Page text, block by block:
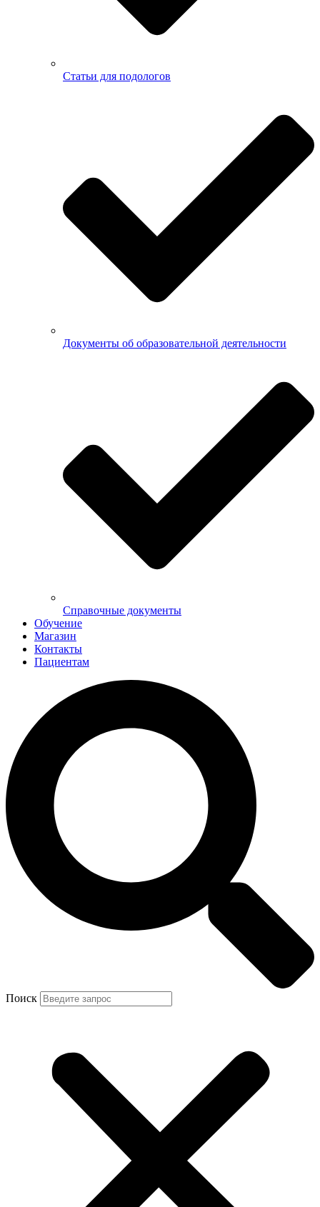
Статьи для подологов
Документы об образовательной деятельности
Справочные документы
Обучение
Магазин
Контакты
Пациентам
Поиск